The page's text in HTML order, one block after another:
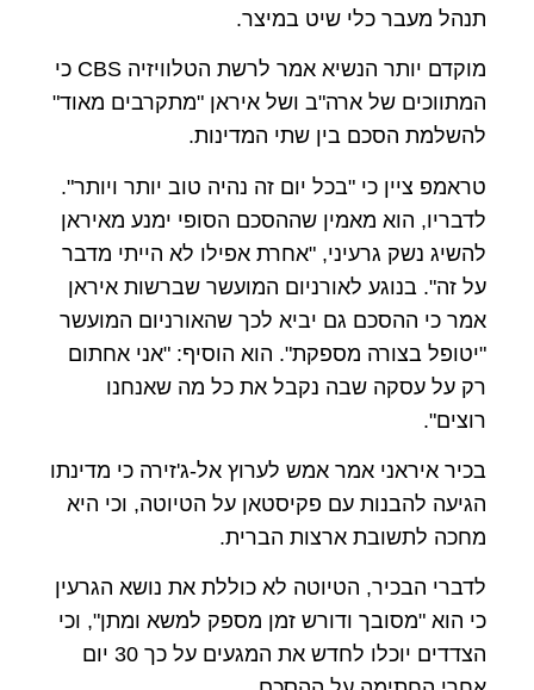
תנהל מעבר כלי שיט במיצר.
מוקדם יותר הנשיא אמר לרשת הטלוויזיה CBS כי
המתווכים של ארה"ב ושל איראן "מתקרבים מאוד"
להשלמת הסכם בין שתי המדינות.
טראמפ ציין כי "בכל יום זה נהיה טוב יותר ויותר".
לדבריו, הוא מאמין שההסכם הסופי ימנע מאיראן
להשיג נשק גרעיני, "אחרת אפילו לא הייתי מדבר
על זה". בנוגע לאורניום המועשר שברשות איראן
אמר כי ההסכם גם יביא לכך שהאורניום המועשר
"יטופל בצורה מספקת". הוא הוסיף: "אני אחתום
רק על עסקה שבה נקבל את כל מה שאנחנו
רוצים".
בכיר איראני אמר אמש לערוץ אל-ג'זירה כי מדינתו
הגיעה להבנות עם פקיסטאן על הטיוטה, וכי היא
מחכה לתשובת ארצות הברית.
לדברי הבכיר, הטיוטה לא כוללת את נושא הגרעין
כי הוא "מסובך ודורש זמן מספק למשא ומתן", וכי
הצדדים יוכלו לחדש את המגעים על כך 30 יום